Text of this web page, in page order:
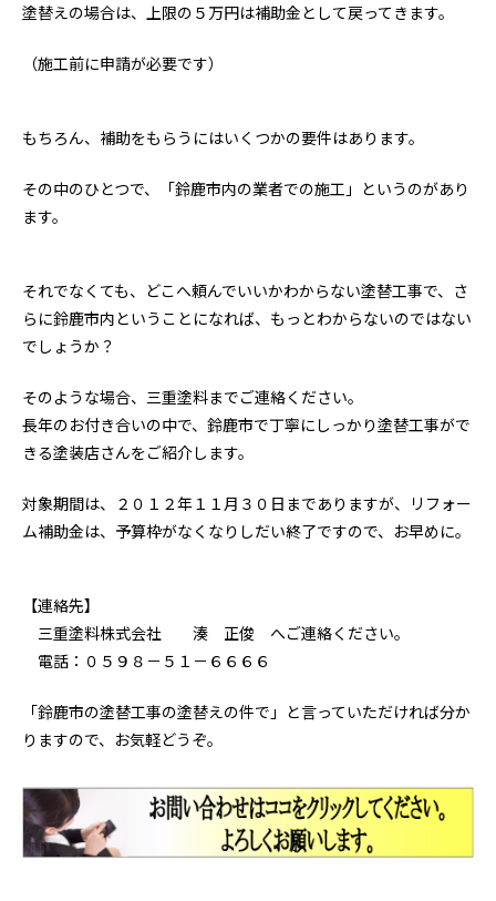
塗替えの場合は、上限の５万円は補助金として戻ってきます。
（施工前に申請が必要です）
もちろん、補助をもらうにはいくつかの要件はあります。
その中のひとつで、「鈴鹿市内の業者での施工」というのがあり
ます。
それでなくても、どこへ頼んでいいかわからない塗替工事で、さ
らに鈴鹿市内ということになれば、もっとわからないのではない
でしょうか？
そのような場合、三重塗料までご連絡ください。
長年のお付き合いの中で、鈴鹿市で丁寧にしっかり塗替工事がで
きる塗装店さんをご紹介します。
対象期間は、２０１２年１１月３０日までありますが、リフォー
ム補助金は、予算枠がなくなりしだい終了ですので、お早めに。
【連絡先】
三重塗料株式会社 湊 正俊 へご連絡ください。
電話：０５９８－５１－６６６６
「鈴鹿市の塗替工事の塗替えの件で」と言っていただければ分か
りますので、お気軽どうぞ。